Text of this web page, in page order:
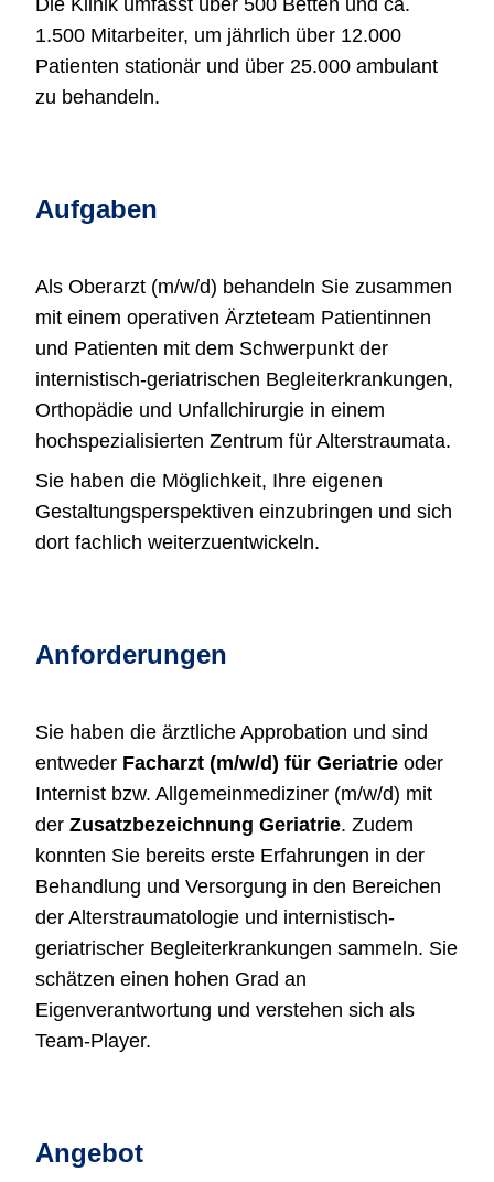
Die Klinik umfasst über 500 Betten und ca.
1.500 Mitarbeiter, um jährlich über 12.000
Patienten stationär und über 25.000 ambulant
zu behandeln.
Aufgaben
Als Oberarzt (m/w/d) behandeln Sie zusammen
mit einem operativen Ärzteteam Patientinnen
und Patienten mit dem Schwerpunkt der
internistisch-geriatrischen Begleiterkrankungen,
Orthopädie und Unfallchirurgie in einem
hochspezialisierten Zentrum für Alterstraumata.
Sie haben die Möglichkeit, Ihre eigenen
Gestaltungsperspektiven einzubringen und sich
dort fachlich weiterzuentwickeln.
Anforderungen
Sie haben die ärztliche Approbation und sind
entweder Facharzt (m/w/d) für Geriatrie oder
Internist bzw. Allgemeinmediziner (m/w/d) mit
der Zusatzbezeichnung Geriatrie. Zudem
konnten Sie bereits erste Erfahrungen in der
Behandlung und Versorgung in den Bereichen
der Alterstraumatologie und internistisch-
geriatrischer Begleiterkrankungen sammeln. Sie
schätzen einen hohen Grad an
Eigenverantwortung und verstehen sich als
Team-Player.
Angebot